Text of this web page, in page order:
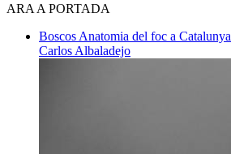
ARA A PORTADA
Boscos Anatomia del foc a Catalunya
Carlos Albaladejo